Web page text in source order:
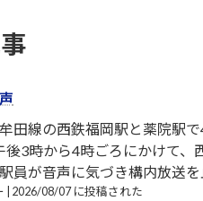
田線の西鉄福岡駅と薬院駅
後3時から4時ごろにかけて
員が音声に気づき構内放送を
2026/08/07 に投稿された